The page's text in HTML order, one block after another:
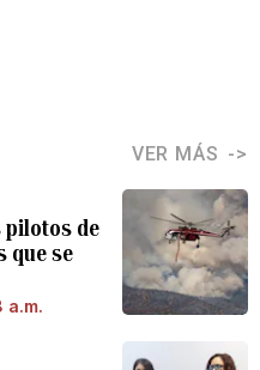
VER MÁS
pilotos de
que se
a.m.